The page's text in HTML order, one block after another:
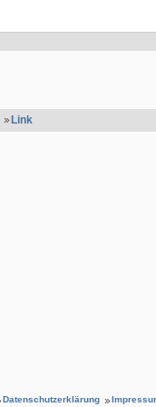
Link
Datenschutzerklärung